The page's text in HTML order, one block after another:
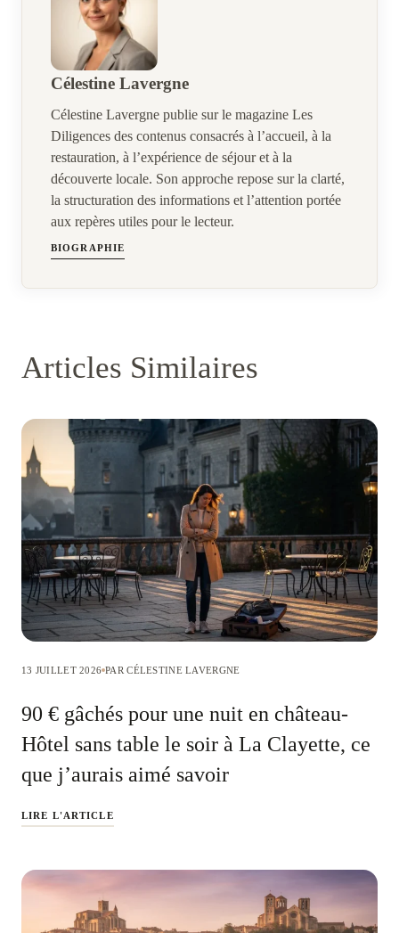
Célestine Lavergne
Célestine Lavergne publie sur le magazine Les
Diligences des contenus consacrés à l’accueil, à la
restauration, à l’expérience de séjour et à la
découverte locale. Son approche repose sur la clarté,
la structuration des informations et l’attention portée
aux repères utiles pour le lecteur.
BIOGRAPHIE
Articles Similaires
13 JUILLET 2026 PAR CÉLESTINE LAVERGNE
90 € gâchés pour une nuit en château-
Hôtel sans table le soir à La Clayette, ce
que j’aurais aimé savoir
LIRE L'ARTICLE